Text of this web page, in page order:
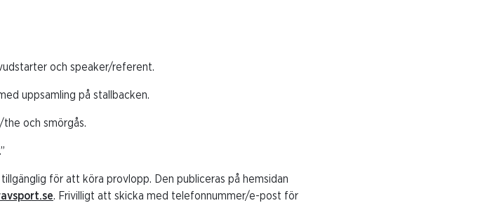
och speaker/referent.
uppsamling på stallbacken.
och smörgås.
för att köra provlopp. Den publiceras på hemsidan
. Frivilligt att skicka med telefonnummer/e-post för